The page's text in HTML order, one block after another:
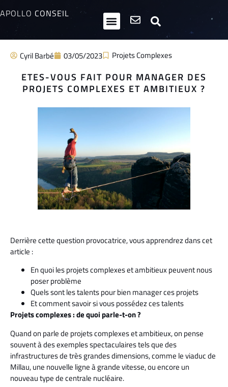
APOLLO CONSEIL
Cyril Barbé 03/05/2023 Projets Complexes
ETES-VOUS FAIT POUR MANAGER DES
PROJETS COMPLEXES ET AMBITIEUX ?
Derrière cette question provocatrice, vous apprendrez dans cet
article :
En quoi les projets complexes et ambitieux peuvent nous
poser problème
Quels sont les talents pour bien manager ces projets
Et comment savoir si vous possédez ces talents
Projets complexes : de quoi parle-t-on ?
Quand on parle de projets complexes et ambitieux, on pense
souvent à des exemples spectaculaires tels que des
infrastructures de très grandes dimensions, comme le viaduc de
Millau, une nouvelle ligne à grande vitesse, ou encore un
nouveau type de centrale nucléaire.